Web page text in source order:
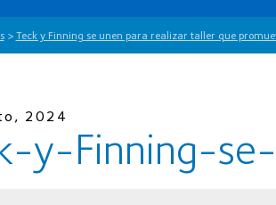
> Teck y Finning se unen para realizar taller que
2024
y-Finning-